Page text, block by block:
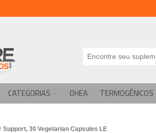
CATEGORIAS DHEA TERMOGÊNICOS
Support, 30 Vegetarian Capsules LE